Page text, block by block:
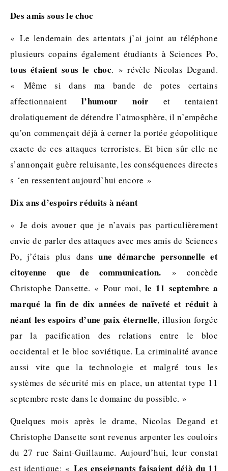
Des amis sous le choc
« Le lendemain des attentats j’ai joint au téléphone
plusieurs copains également étudiants à Sciences Po,
tous étaient sous le choc. » révèle Nicolas Degand.
« Même si dans ma bande de potes certains
affectionnaientl’humour noir et tentaient
drolatiquement de détendre l’atmosphère, il n’empêche
qu’on commençait déjà à cerner la portée géopolitique
exacte de ces attaques terroristes. Et bien sûr elle ne
s’annonçait guère reluisante, les conséquences directes
s ‘en ressentent aujourd’hui encore »
Dix ans d’espoirs réduits à néant
« Je dois avouer que je n’avais pas particulièrement
envie de parler des attaques avec mes amis de Sciences
Po, j’étais plus dansune démarche personnelle et
citoyenne que de communication. » concède
Christophe Dansette. « Pour moi, le 11 septembre a
marqué la fin de dix années de naïveté et réduit à
néant les espoirs d’une paix éternelle, illusion forgée
par la pacification des relations entre le bloc
occidental et le bloc soviétique. La criminalité avance
aussi vite que la technologie et malgré tous les
systèmes de sécurité mis en place, un attentat type 11
septembre reste dans le domaine du possible. »
Quelques mois après le drame, Nicolas Degand et
Christophe Dansette sont revenus arpenter les couloirs
du 27 rue Saint-Guillaume. Aujourd’hui, leur constat
est identique: «Les enseignants faisaient déjà du 11